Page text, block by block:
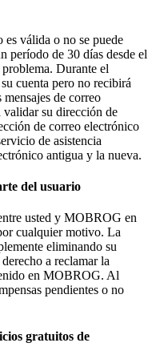
válida o no se puede
período de 30 días desde el
Durante el
cuenta pero no recibirá
de correo
validar su dirección de
de correo electrónico
de asistencia
antigua y la nueva.
del usuario
usted y MOBROG en
cualquier motivo. La
eliminando su
a reclamar la
en MOBROG. Al
pendientes o no
gratuitos de